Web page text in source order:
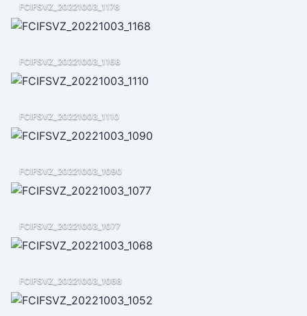
FCIFSVZ_20221003_1178
FCIFSVZ_20221003_1168
FCIFSVZ_20221003_1110
FCIFSVZ_20221003_1090
FCIFSVZ_20221003_1077
FCIFSVZ_20221003_1068